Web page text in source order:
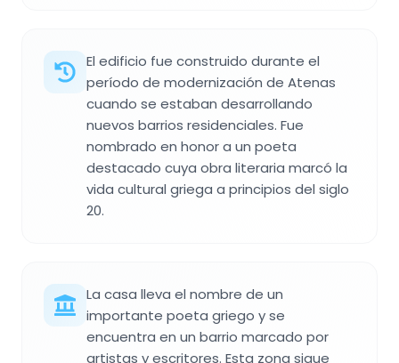
El edificio fue construido durante el
período de modernización de Atenas
cuando se estaban desarrollando
nuevos barrios residenciales. Fue
nombrado en honor a un poeta
destacado cuya obra literaria marcó la
vida cultural griega a principios del siglo
20.
La casa lleva el nombre de un
importante poeta griego y se
encuentra en un barrio marcado por
artistas y escritores. Esta zona sigue